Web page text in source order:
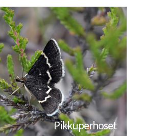
Pikkuperhoset